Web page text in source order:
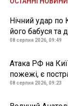
Нічний удар по
його бабуся та
08 серпня 2026, 09:49
Атака РФ на
пожежі, є
08 серпня 2026, 09:23